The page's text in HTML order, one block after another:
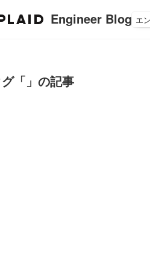
Engineer Blog エ
「」の記事